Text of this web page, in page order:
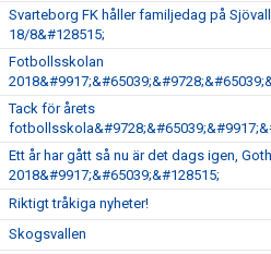
Svarteborg FK håller familjedag på
18/8&#128515;
Fotbollsskolan
Tack för årets
Ett år har gått så nu är det dags igen,
2018&#9917;&#65039;&#128515;
Riktigt tråkiga nyheter!
Skogsvallen